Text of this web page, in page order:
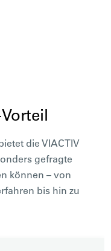
die VIACTIV
gefragte
können – von
bis hin zu